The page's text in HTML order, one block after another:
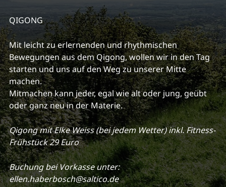
QIGONG
Mit leicht zu erlernenden und rhythmischen
Bewegungen aus dem Qigong, wollen wir in den Tag
starten und uns auf den Weg zu unserer Mitte
machen.
Mitmachen kann jeder, egal wie alt oder jung, geübt
oder ganz neu in der Materie.
Qigong mit Elke Weiss (bei jedem Wetter) inkl. Fitness-
Frühstück 29 Euro
Buchung bei Vorkasse unter:
ellen.haberbosch@saltico.de